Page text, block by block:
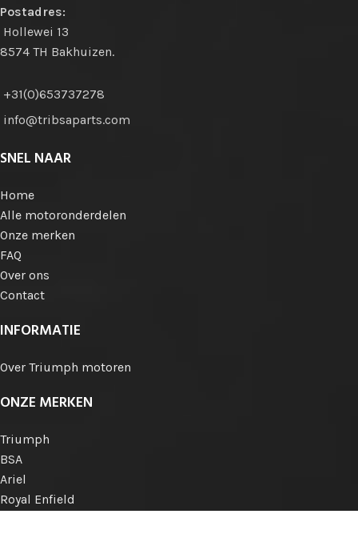
Postadres:
Hollewei 13
8574 TH Bakhuizen.
+31(0)653737278
info@tribsaparts.com
SNEL NAAR
Home
Alle motoronderdelen
Onze merken
FAQ
Over ons
Contact
INFORMATIE
Over Triumph motoren
ONZE MERKEN
Triumph
BSA
Ariel
Royal Enfield